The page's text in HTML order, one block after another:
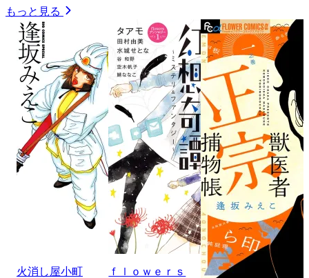
もっと見る
火消し屋小町
ｆｌｏｗｅｒｓ